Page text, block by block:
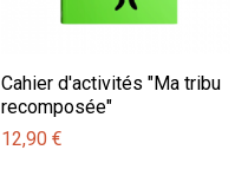
Cahier d'activités "Ma tribu
recomposée"
12,90 €